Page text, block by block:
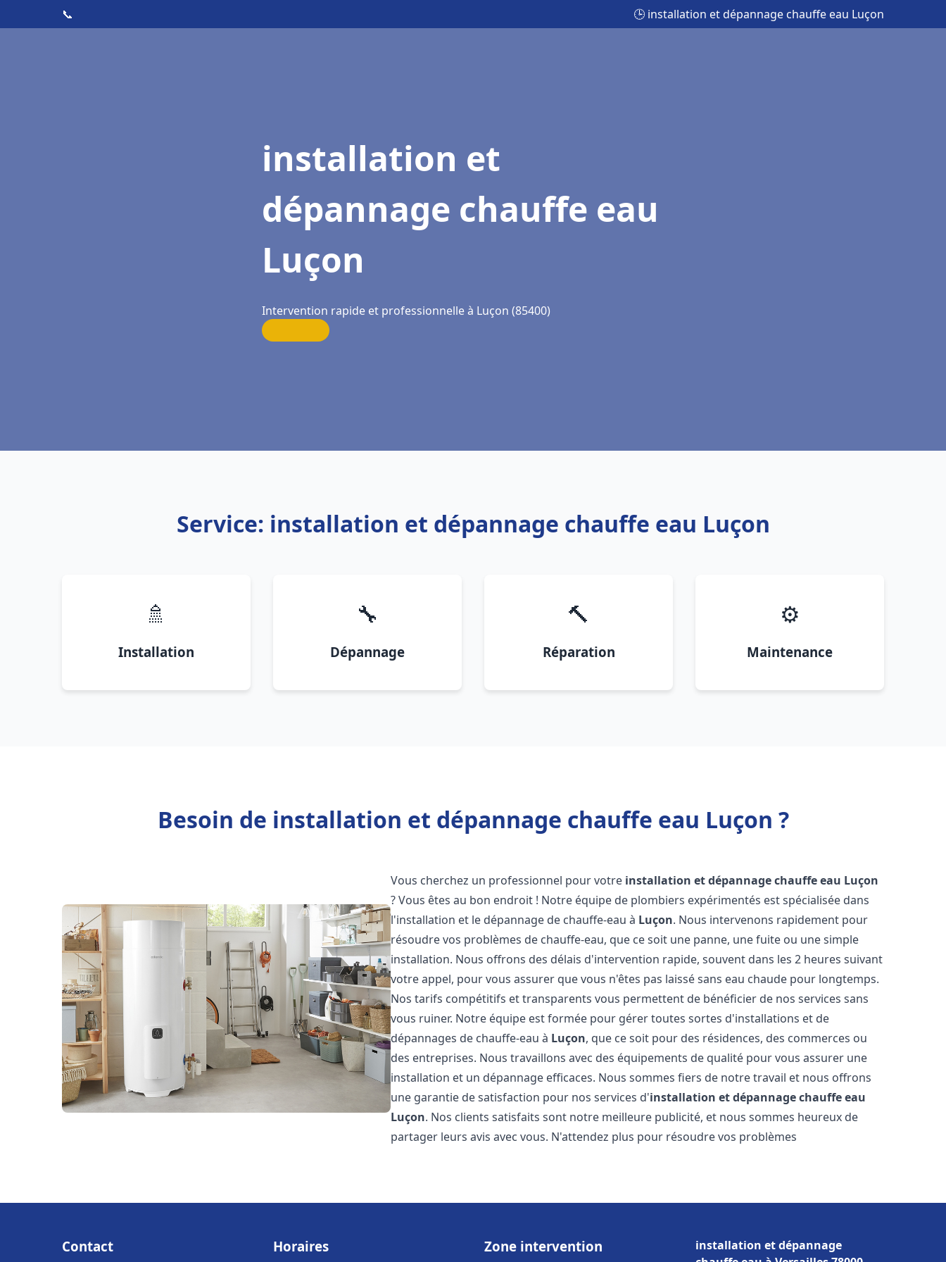
📞 🕒 installation et dépannage chauffe eau Luçon
installation et
dépannage chauffe eau
Luçon
Intervention rapide et professionnelle à Luçon (85400)
Service: installation et dépannage chauffe eau Luçon
🚿
Installation
🔧
Dépannage
🔨
Réparation
⚙️
Maintenance
Besoin de installation et dépannage chauffe eau Luçon ?
Vous cherchez un professionnel pour votre installation et dépannage chauffe eau Luçon
? Vous êtes au bon endroit ! Notre équipe de plombiers expérimentés est spécialisée dans
l'installation et le dépannage de chauffe-eau à Luçon. Nous intervenons rapidement pour
résoudre vos problèmes de chauffe-eau, que ce soit une panne, une fuite ou une simple
installation. Nous offrons des délais d'intervention rapide, souvent dans les 2 heures suivant
votre appel, pour vous assurer que vous n'êtes pas laissé sans eau chaude pour longtemps.
Nos tarifs compétitifs et transparents vous permettent de bénéficier de nos services sans
vous ruiner. Notre équipe est formée pour gérer toutes sortes d'installations et de
dépannages de chauffe-eau à Luçon, que ce soit pour des résidences, des commerces ou
des entreprises. Nous travaillons avec des équipements de qualité pour vous assurer une
installation et un dépannage efficaces. Nous sommes fiers de notre travail et nous offrons
une garantie de satisfaction pour nos services d'installation et dépannage chauffe eau
Luçon. Nos clients satisfaits sont notre meilleure publicité, et nous sommes heureux de
partager leurs avis avec vous. N'attendez plus pour résoudre vos problèmes
Contact Horaires Zone intervention
installation et dépannage